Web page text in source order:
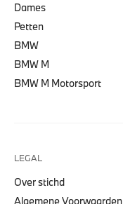
Dames
Petten
BMW
BMW M
BMW M Motorsport
LEGAL
Over stichd
Algemene Voorwaarden